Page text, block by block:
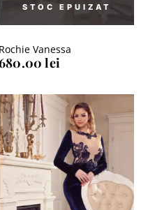
Rochie Vanessa
lei